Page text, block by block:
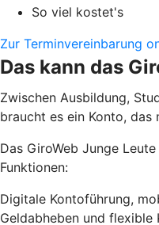
So viel kostet's
Zur Terminvereinbarung
Das kann das
Zwischen Ausbildung,
braucht es ein Konto, das
Das GiroWeb Junge
Funktionen:
Digitale Kontoführung,
Geldabheben und